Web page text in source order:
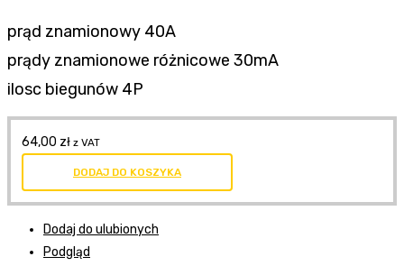
prąd znamionowy 40A
prądy znamionowe różnicowe 30mA
ilosc biegunów 4P
64,00 zł z VAT
DODAJ DO KOSZYKA
Dodaj do ulubionych
Podgląd